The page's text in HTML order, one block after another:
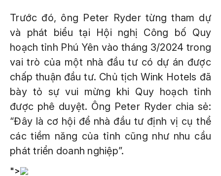
Trước đó, ông Peter Ryder từng tham dự
và phát biểu tại Hội nghị Công bố Quy
hoạch tỉnh Phú Yên vào tháng 3/2024 trong
vai trò của một nhà đầu tư có dự án được
chấp thuận đầu tư. Chủ tịch Wink Hotels đã
bày tỏ sự vui mừng khi Quy hoạch tỉnh
được phê duyệt. Ông Peter Ryder chia sẻ:
“Đây là cơ hội để nhà đầu tư định vị cụ thể
các tiềm năng của tỉnh cũng như nhu cầu
phát triển doanh nghiệp”.
">